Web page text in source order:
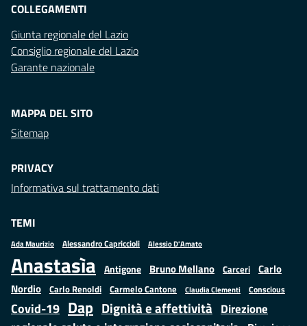
COLLEGAMENTI
Giunta regionale del Lazio
Consiglio regionale del Lazio
Garante nazionale
MAPPA DEL SITO
Sitemap
PRIVACY
Informativa sul trattamento dati
TEMI
Ada Maurizio Alessandro Capriccioli Alessio D'Amato
Anastasìa Antigone Bruno Mellano Carceri
Carlo
Nordio Carlo Renoldi Carmelo Cantone Claudia Clementi Conscious
Covid-19 Dap Dignità e affettività Direzione